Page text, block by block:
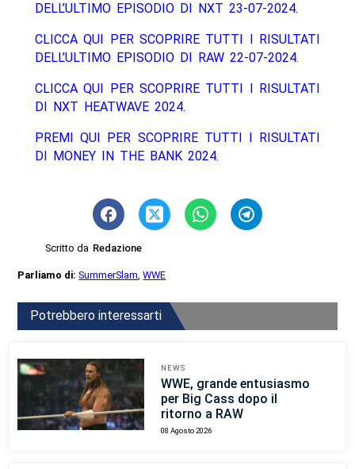
DELL’ULTIMO EPISODIO DI NXT 23-07-2024.
CLICCA QUI PER SCOPRIRE TUTTI I RISULTATI
DELL’ULTIMO EPISODIO DI RAW 22-07-2024.
CLICCA QUI PER SCOPRIRE TUTTI I RISULTATI
DI NXT HEATWAVE 2024.
PREMI QUI PER SCOPRIRE TUTTI I RISULTATI
DI MONEY IN THE BANK 2024.
Scritto da Redazione
Parliamo di:SummerSlam,WWE
Potrebbero interessarti
NEWS
WWE, grande entusiasmo
per Big Cass dopo il
ritorno a RAW
08 Agosto 2026